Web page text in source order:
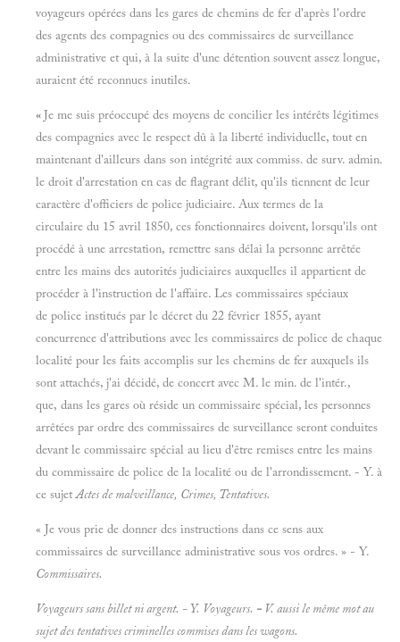
voyageurs opérées dans les gares de chemins de fer d'après l'ordre
des agents des compagnies ou des commissaires de surveillance
administrative et qui, à la suite d'une détention souvent assez longue,
auraient été reconnues inutiles.
«Je me suis préoccupé des moyens de concilier les intérêts légitimes
des compagnies avec le respect dû à la liberté individuelle, tout en
maintenant d'ailleurs dans son intégrité aux commiss. de surv. admin.
le droit d'arrestation en cas de flagrant délit, qu'ils tiennent de leur
caractère d'officiers de police judiciaire. Aux termes de la
circulaire du 15 avril 1850, ces fonctionnaires doivent, lorsqu'ils ont
procédé à une arrestation, remettre sans délai la personne arrêtée
entre les mains des autorités judiciaires auxquelles il appartient de
procéder à l'instruction de l'affaire. Les commissaires spéciaux
de police institués par le décret du 22 février 1855, ayant
concurrence d'attributions avec les commissaires de police de chaque
localité pour les faits accomplis sur les chemins de fer auxquels ils
sont attachés, j'ai décidé, de concert avec M. le min. de l'intér.,
que, dans les gares où réside un commissaire spécial, les personnes
arrêtées par ordre des commissaires de surveillance seront conduites
devant le commissaire spécial au lieu d'être remises entre les mains
du commissaire de police de la localité ou de l'arrondissement. - Y. à
ce sujetActes de malveillance, Crimes, Tentatives.
« Je vous prie de donner des instructions dans ce sens aux
commissaires de surveillance administrative sous vos ordres. » - Y.
Commissaires.
Voyageurs sans billet ni argent. - Y. Voyageurs. - V. aussi le même mot au
sujet destentatives criminelles commises dans les wagons.